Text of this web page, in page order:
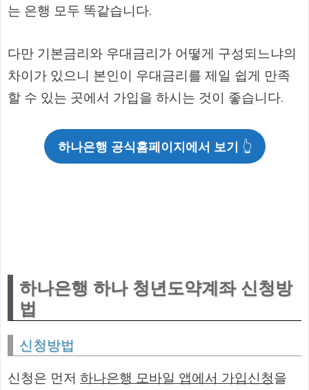
는 은행 모두 똑같습니다.
다만 기본금리와 우대금리가 어떻게 구성되느냐의
차이가 있으니 본인이 우대금리를 제일 쉽게 만족
할 수 있는 곳에서 가입을 하시는 것이 좋습니다.
하나은행 공식홈페이지에서 보기 👆
하나은행 하나 청년도약계좌 신청방
법
신청방법
신청은 먼저 하나은행 모바일 앱에서 가입신청을